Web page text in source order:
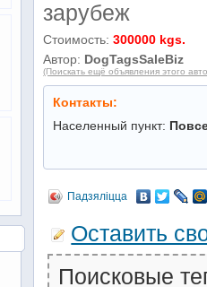
зарубеж
Стоимость:300000 kgs.
Автор: DogTagsSaleBiz
(Поискать ещё объявления этого
Контакты:
Населенный пункт:
Падзяліцца
Оставить
Поисковые